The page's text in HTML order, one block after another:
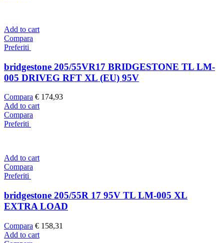
Add to cart
Compara
Preferiti
bridgestone 205/55VR17 BRIDGESTONE TL LM-
005 DRIVEG RFT XL (EU) 95V
Compara € 174,93
Add to cart
Compara
Preferiti
Add to cart
Compara
Preferiti
bridgestone 205/55R 17 95V TL LM-005 XL
EXTRA LOAD
Compara € 158,31
Add to cart